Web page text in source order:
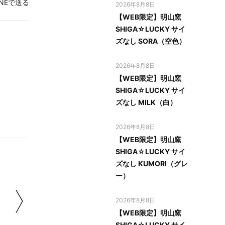
で送る 2026年8月8日
【WEB限定】明山窯
SHIGA☆LUCKY サイ
ズなし SORA（空色）
2026年8月8日
【WEB限定】明山窯
SHIGA☆LUCKY サイ
ズなし MILK（白）
2026年8月8日
【WEB限定】明山窯
SHIGA☆LUCKY サイ
ズなし KUMORI（グレ
ー）
2026年8月8日
【WEB限定】明山窯